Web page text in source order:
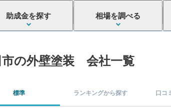
助成金を探す 相場を調べる
市の外壁塗装 会社一覧
標準 ランキングから探す 口コ